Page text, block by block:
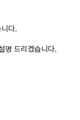
다.
명 드리겠습니다.